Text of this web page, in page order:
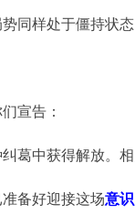
同样处于僵持状
宣告：
葛中获得解放。
备好迎接这场意